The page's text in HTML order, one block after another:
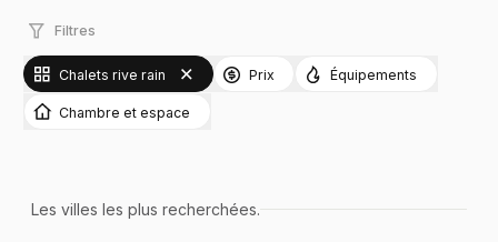
Filtres
Chalets rive rain Prix Équipements
Chambre et espace
Les villes les plus recherchées.